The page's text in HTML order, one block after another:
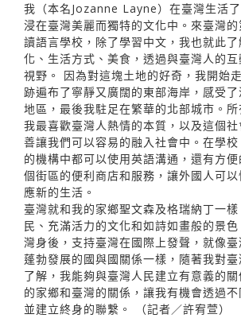
我（本名Jozanne Layne）在臺灣生活
浸在臺灣美麗而獨特的文化中。來臺灣
讀語言學校，除了學習中文，我也就此
化、生活方式、美食，透過與臺灣人的
視野。 因為對這塊土地的好奇，我開始
跡遍布了寧靜又廣闊的東部海岸，感受
地區，最後我駐足在繁華的北部城市。所
我最喜歡臺灣人熱情的本質，以及這個
善讓我們可以容易的融入社會中。在學
的機構中都可以使用英語溝通，還有方
個街區的便利商店和服務，讓外國人可
應新的生活。
臺灣就和我的家鄉聖文森及格瑞納丁一
民、充滿活力的文化和如詩如畫般的景
灣身後，支持臺灣在國際上發聲，就像
蓬勃發展的國與國關係一樣，隨著我對
了解，我能夠與臺灣人民建立有意義的
的家鄉和臺灣的關係，讓我有機會透過
並建立終身的聯繫。 （記者／許宥萱）